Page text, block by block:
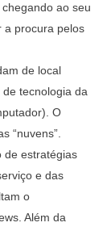
ao seu
a procura pelos
de local
tecnologia da
O
“nuvens”.
de estratégias
e das
o
Além da